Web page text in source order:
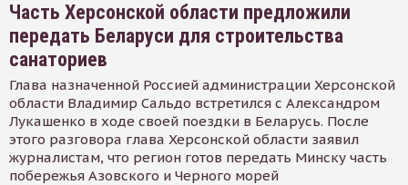
Часть Херсонской области предложили
передать Беларуси для строительства
санаториев
Глава назначенной Россией администрации Херсонской
области Владимир Сальдо встретился с Александром
Лукашенко в ходе своей поездки в Беларусь. После
этого разговора глава Херсонской области заявил
журналистам, что регион готов передать Минску часть
побережья Азовского и Черного морей